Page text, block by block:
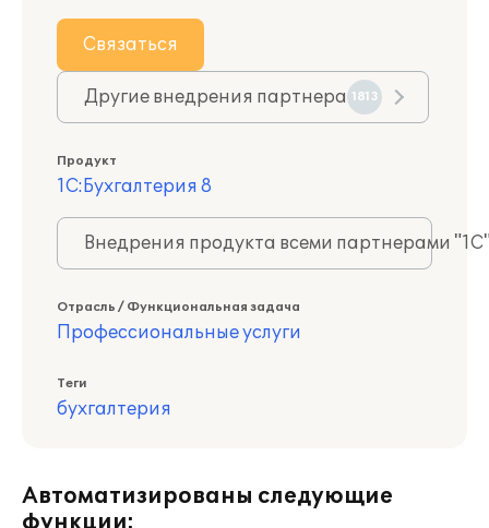
Связаться
Другие внедрения партнера 1813
Продукт
1С:Бухгалтерия 8
Внедрения продукта всеми партнерами
Отрасль / Функциональная задача
Профессиональные услуги
Теги
бухгалтерия
Автоматизированы следующие
функции: